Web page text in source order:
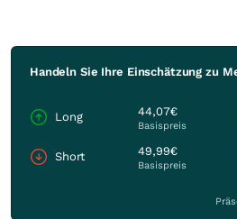
Handeln Sie Ihre Einschätzung zu
Long 44,07€
Basispreis
Short 49,99€
Basispreis